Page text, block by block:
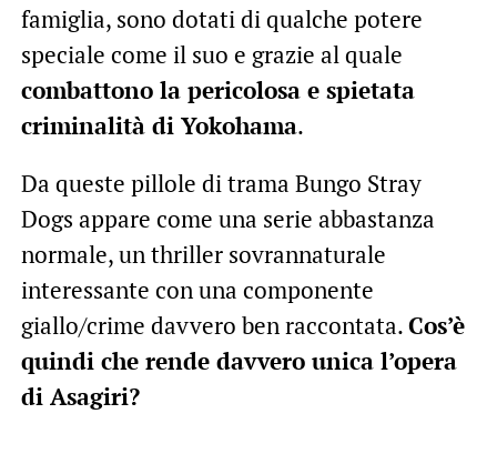
famiglia, sono dotati di qualche potere
speciale come il suo e grazie al quale
combattono la pericolosa e spietata
criminalità di Yokohama.
Da queste pillole di trama Bungo Stray
Dogs appare come una serie abbastanza
normale, un thriller sovrannaturale
interessante con una componente
giallo/crime davvero ben raccontata.Cos’è
quindi che rende davvero unica l’opera
di Asagiri?